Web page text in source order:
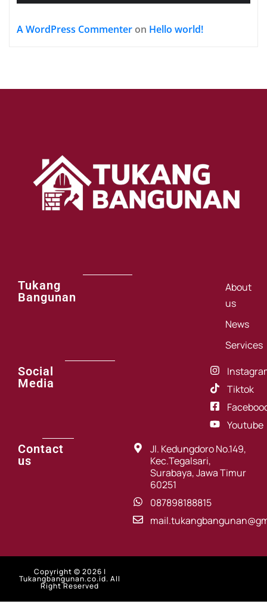
A WordPress Commenter on Hello world!
Tukang
Bangunan
About
us
News
Services
Social
Media
Tiktok
Youtube
Contact
us
Jl. Kedungdoro No.149,
Kec.Tegalsari,
Surabaya, Jawa Timur
60251
087898188815
Copyright © 2026 |
Tukangbangunan.co.id. All
Right Reserved